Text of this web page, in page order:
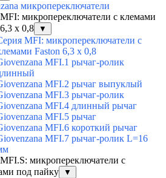
микропереключатели
микропереключатели с клемами
x 0,8
▼
MFI: микропереключатели с
Faston 6,3 x 0,8
MFI.1 рычаг-ролик
MFI.2 рычаг выпуклый
MFI.3 рычаг-ролик
MFI.4 длинный рычаг
MFI.5 рычаг
MFI.6 короткий рычаг
MFI.7 рычаг-ролик L=16
микропереключатели с
под пайку
▼